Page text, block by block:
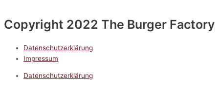
Copyright 2022 The Burger Factory
Datenschutzerklärung
Impressum
Datenschutzerklärung